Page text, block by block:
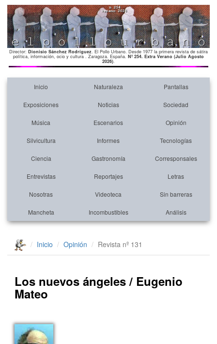
Director: Dionisio Sánchez Rodríguez. El Pollo Urbano. Desde 1977 la primera revista de sátira
política, información, ocio y cultura . Zaragoza. España. Nº 254. Extra Verano (Julio Agosto
2026).
Inicio Naturaleza Pantallas
Exposiciones Noticias Sociedad
Música Escenarios Opinión
Silvicultura Informes Tecnologías
Ciencia Gastronomía Corresponsales
Entrevistas Reportajes Letras
Nosotras Videoteca Sin barreras
Mancheta Incombustibles Análisis
Inicio Opinión Revista nº 131
Los nuevos ángeles / Eugenio
Mateo